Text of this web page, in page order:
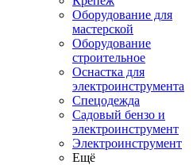
Оборудование для
мастерской
Оборудование
строительное
Оснастка для
электроинструмента
Спецодежда
Садовый бензо и
электроинструмент
Электроинструмент
Ещё